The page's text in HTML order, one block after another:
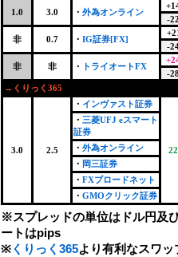
1.0 3.0 ・ 外為オンライン
-
非 0.7 ・ IG証券[FX]
-
非 非 ・ トライオートFX
-
→くりっく365
3.0 2.5
・ インヴァスト証券
・ 三菱UFJ eスマート
証券
・ 外為オンライン
・ 岡三証券
・ FXブロードネット
・ GMOクリック証券
※スプレッドの単位はドル円及
ートはpips
※ くりっく365より有利なスワ